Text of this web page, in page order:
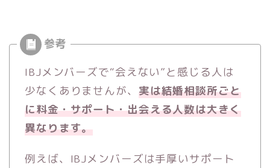
IBJメンバーズで“会えない”と感じる人は
少なくありませんが、 実は結婚相談所ごと
に料金・サポート・出会える人数は大きく
異なります。
例えば、IBJメンバーズは手厚いサポート